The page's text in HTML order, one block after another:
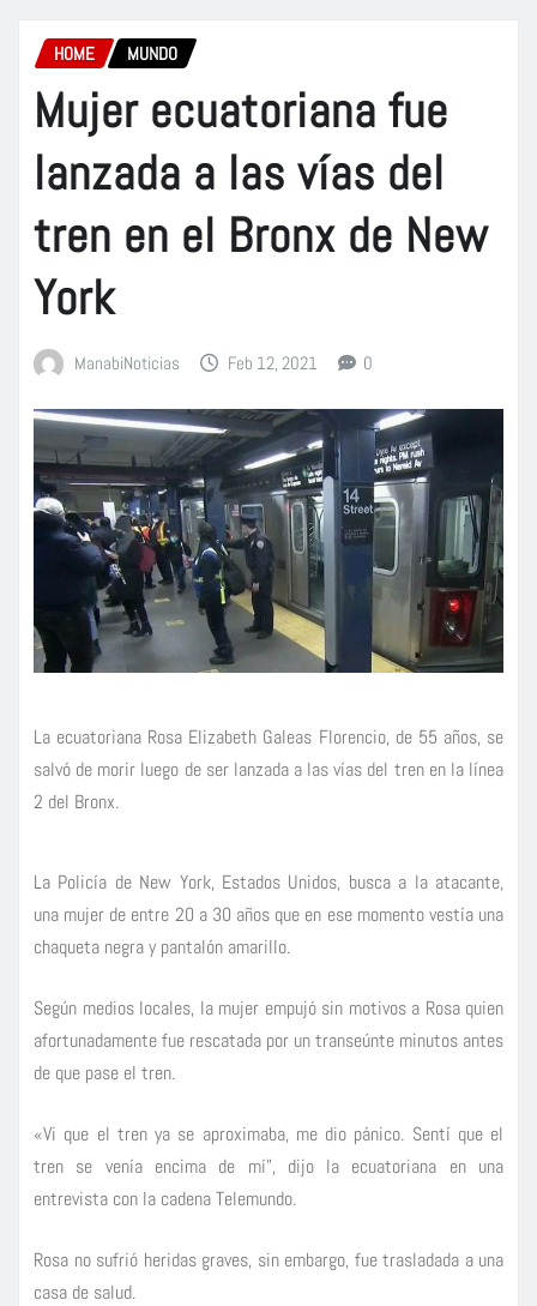
HOME MUNDO
Mujer ecuatoriana fue
lanzada a las vías del
tren en el Bronx de New
York
ManabiNoticias Feb 12, 2021 0
La ecuatoriana Rosa Elizabeth Galeas Florencio, de 55 años, se
salvó de morir luego de ser lanzada a las vías del tren en la línea
2 del Bronx.
La Policía de New York, Estados Unidos, busca a la atacante,
una mujer de entre 20 a 30 años que en ese momento vestía una
chaqueta negra y pantalón amarillo.
Según medios locales, la mujer empujó sin motivos a Rosa quien
afortunadamente fue rescatada por un transeúnte minutos antes
de que pase el tren.
«Vi que el tren ya se aproximaba, me dio pánico. Sentí que el
tren se venía encima de mí”, dijo la ecuatoriana en una
entrevista con la cadena Telemundo.
Rosa no sufrió heridas graves, sin embargo, fue trasladada a una
casa de salud.